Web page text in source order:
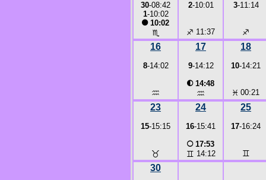
30-08:42
1-10:02
●10:02
♏
2-10:01
♐ 11:37
3-11:14
♐
16
8-14:02
♒
17
9-14:12
◐14:48
♒
18
10-14:21
♓ 00:21
23
15-15:15
♉
24
16-15:41
○17:53
♊ 14:12
25
17-16:24
♊
30